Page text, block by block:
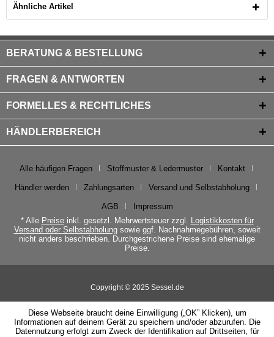
Ähnliche Artikel
BERATUNG & BESTELLUNG
FRAGEN & ANTWORTEN
FORMELLES & RECHTLICHES
HÄNDLERBEREICH
Alle häufigen Fragen Stoffmuster & Ledermuster Kontakt
Händler werden Zahlungsarten Versand und Selbstabholung
AGB
Impressum
* Alle Preiseinkl. gesetzl. Mehrwertsteuer zzgl. Logistikkosten für
Versand oder Selbstabholungsowie ggf. Nachnahmegebühren, soweit
nicht anders beschrieben. Durchgestrichene Preise sind ehemalige
Preise.
Copyright © 2025 Sessel.de
Diese Webseite braucht deine Einwilligung („OK” Klicken), um
Informationen auf deinem Gerät zu speichern und/oder abzurufen. Die
Datennutzung erfolgt zum Zweck der Identifikation auf Drittseiten, für